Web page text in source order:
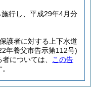
行し、平成29年4月分
護者に対する上下水道
年養父市告示第112号)
については、
この告